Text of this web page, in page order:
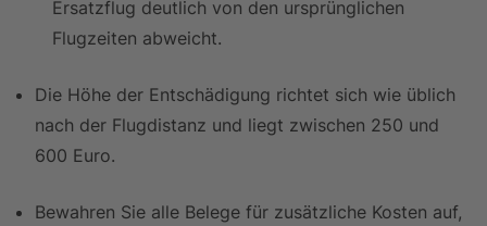
Ersatzflug deutlich von den ursprünglichen
Flugzeiten abweicht.
Die Höhe der Entschädigung richtet sich wie üblich
nach der Flugdistanz und liegt zwischen 250 und
600 Euro.
Bewahren Sie alle Belege für zusätzliche Kosten auf,